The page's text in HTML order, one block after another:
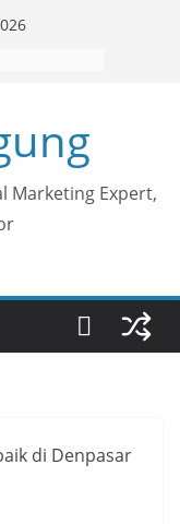
Marketing Expert,